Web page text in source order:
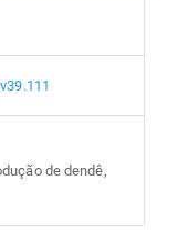
de dendê,